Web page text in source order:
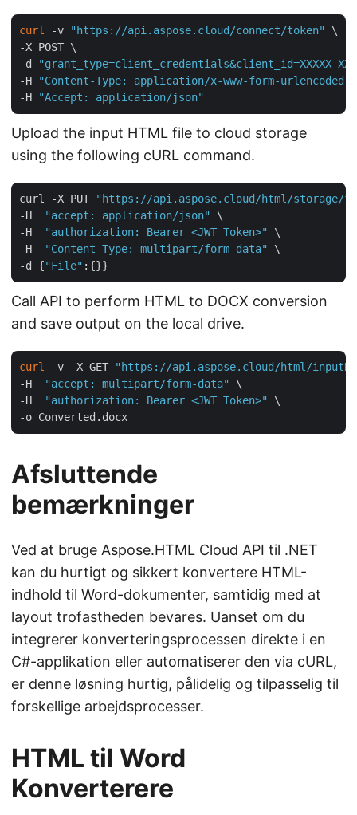
curl -v "https://api.aspose.cloud/connect/token"
\
-X POST \
-d
"grant_type=client_credentials&client_id=XXXXX-XXXX-
-H
"Content-Type: application/x-www-form-urlencoded"
-H
"Accept: application/json"
Upload the input HTML file to cloud storage
using the following cURL command.
curl -X PUT
"https://api.aspose.cloud/html/storage/
-H
"accept: application/json"
\
-H
"authorization: Bearer <JWT Token>"
\
-H
"Content-Type: multipart/form-data"
\
-d {"File"
Call API to perform HTML to DOCX conversion
and save output on the local drive.
curl -v -X GET
"https://api.aspose.cloud/html/
-H
"accept: multipart/form-data"
\
-H
"authorization: Bearer <JWT Token>"
\
Afsluttende
bemærkninger
Ved at bruge Aspose.HTML Cloud API til .NET
kan du hurtigt og sikkert konvertere HTML-
indhold til Word-dokumenter, samtidig med at
layout trofastheden bevares. Uanset om du
integrerer konverteringsprocessen direkte i en
C#-applikation eller automatiserer den via cURL,
er denne løsning hurtig, pålidelig og tilpasselig til
forskellige arbejdsprocesser.
HTML til Word
Konverterere